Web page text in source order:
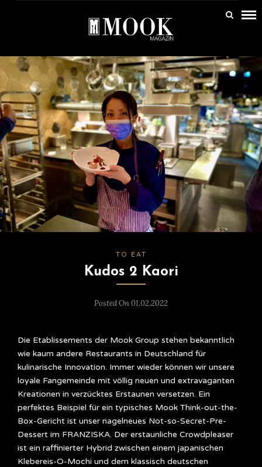
TO EAT
Kudos 2 Kaori
Posted On 01.02.2022
Die Etablissements der Mook Group stehen bekanntlich
wie kaum andere Restaurants in Deutschland für
kulinarische Innovation. Immer wieder können wir unsere
loyale Fangemeinde mit völlig neuen und extravaganten
Kreationen in verzücktes Erstaunen versetzen. Ein
perfektes Beispiel für ein typisches Mook Think-out-the-
Box-Gericht ist unser nagelneues Not-so-Secret-Pre-
Dessert im FRANZISKA. Der erstaunliche Crowdpleaser
ist ein raffinierter Hybrid zwischen einem japanischen
Klebereis-O-Mochi und dem klassisch deutschen